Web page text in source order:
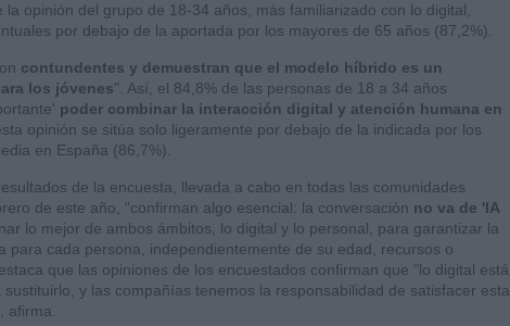
la opinión del grupo de 18-34 años, más familiarizado con lo digital,
por debajo de la aportada por los mayores de 65 años (87,2%).
contundentes y demuestran que el modelo híbrido es un
los jóvenes". Así, el 84,8% de las personas de 18 a 34 años
poder combinar la interacción digital y atención humana en
opinión se sitúa solo ligeramente por debajo de la indicada por los
en España (86,7%).
de la encuesta, llevada a cabo en todas las comunidades
de este año, "confirman algo esencial: la conversación no va de 'IA
lo mejor de ambos ámbitos, lo digital y lo personal, para garantizar la
para cada persona, independientemente de su edad, recursos o
que las opiniones de los encuestados confirman que "lo digital está
y las compañías tenemos la responsabilidad de satisfacer esta
afirma.